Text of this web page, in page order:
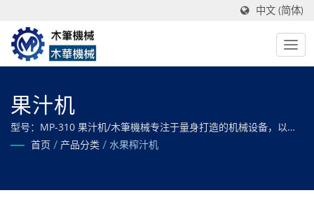
中文 (简体)
果汁机
型号：MP-310 果汁机/木筆機械专注于量身打造的机械设备，以满
足您在蔬菜、罐头、冷冻、油炸、干燥和脱水食品加工方面的所有
首页 / 产品分类 / 水果榨汁机